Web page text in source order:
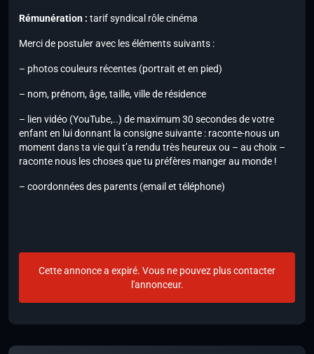
Rémunération : tarif syndical rôle cinéma
Merci de postuler avec les éléments suivants :
– photos couleurs récentes (portrait et en pied)
– nom, prénom, âge, taille, ville de résidence
– lien vidéo (YouTube,..) de maximum 30 secondes de votre
enfant en lui donnant la consigne suivante : raconte-nous un
moment dans ta vie qui t’a rendu très heureux ou – au choix –
raconte nous les choses que tu préfères manger au monde !
– coordonnées des parents (email et téléphone)
Cette annonce a expiré. Vous ne pouvez plus contacter
l'annonceur.